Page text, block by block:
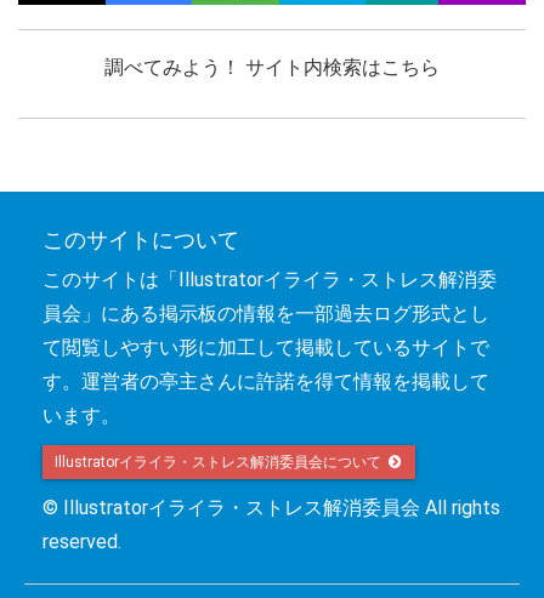
調べてみよう！ サイト内検索はこちら
このサイトについて
このサイトは「Illustratorイライラ・ストレス解消委
員会」にある掲示板の情報を一部過去ログ形式とし
て閲覧しやすい形に加工して掲載しているサイトで
す。運営者の亭主さんに許諾を得て情報を掲載して
います。
Illustratorイライラ・ストレス解消委員会について
© Illustratorイライラ・ストレス解消委員会 All rights
reserved.